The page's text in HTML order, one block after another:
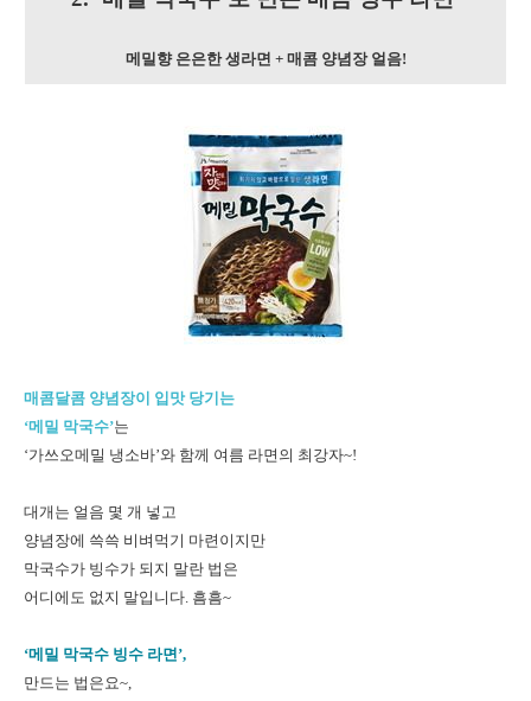
메밀향 은은한 생라면 + 매콤 양념장 얼음!
매콤달콤 양념장이 입맛 당기는
‘메밀 막국수’는
‘가쓰오메밀 냉소바’와 함께 여름 라면의 최강자~!
대개는 얼음 몇 개 넣고
양념장에 쓱쓱 비벼먹기 마련이지만
막국수가 빙수가 되지 말란 법은
어디에도 없지 말입니다. 흠흠~
‘메밀 막국수 빙수 라면’,
만드는 법은요~,